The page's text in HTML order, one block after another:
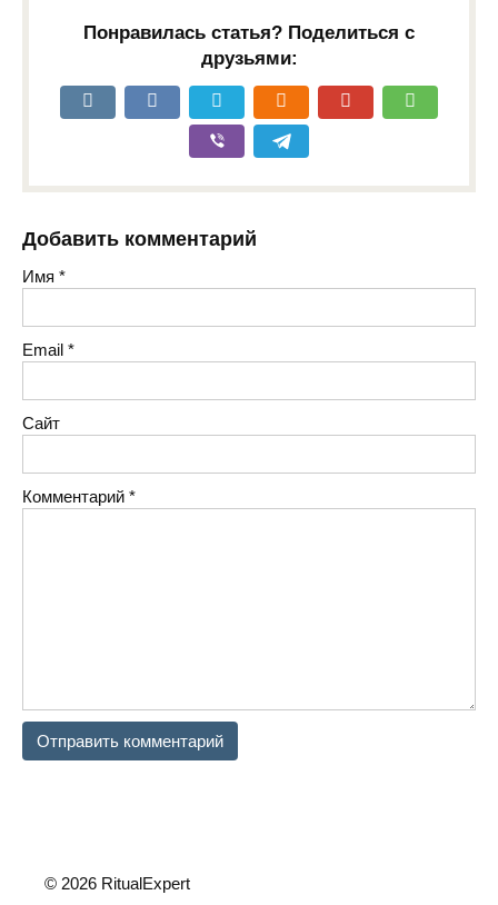
Понравилась статья? Поделиться с
друзьями:
Добавить комментарий
Имя *
Email *
Сайт
Комментарий *
© 2026 RitualExpert